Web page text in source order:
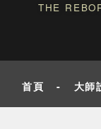
THE
首頁 - 大師